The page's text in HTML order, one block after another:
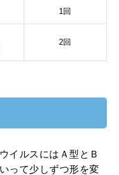
1回
2回
イルスにはＡ型とＢ
って少しずつ形を変